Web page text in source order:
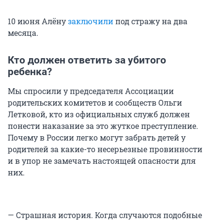
10 июня Алёнузаключилипод стражу на два
месяца.
Кто должен ответить за убитого
ребенка?
Мы спросили у председателя Ассоциации
родительских комитетов и сообществ Ольги
Летковой, кто из официальных служб должен
понести наказание за это жуткое преступление.
Почему в России легко могут забрать детей у
родителей за какие-то несерьезные провинности
и в упор не замечать настоящей опасности для
них.
— Страшная история. Когда случаются подобные